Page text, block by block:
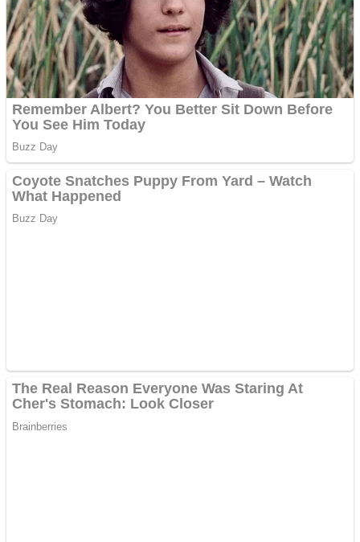
Anchetă incendiară la
Gherla, polițist acuzat de
abuz în serviciu
Covid-19: 755 de cazuri
noi în România